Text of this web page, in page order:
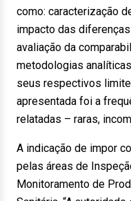
como: caracterização
impacto das
avaliação da
metodologias
seus respectivos
apresentada foi a
relatadas – raras,
A indicação de impor
pelas áreas de
Monitoramento de